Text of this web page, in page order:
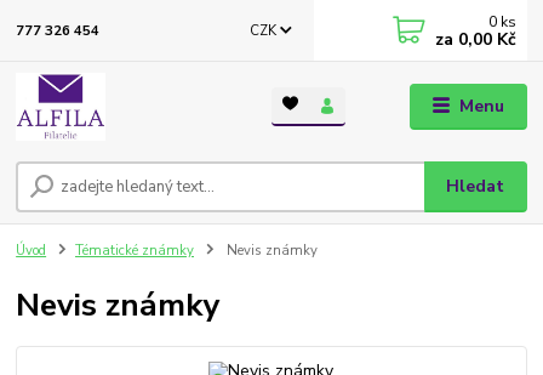
Menu
CZK
Hledat
777 326 454 0 ks
za 0,00 Kč
Úvod Tématické známky Nevis známky
Nevis známky